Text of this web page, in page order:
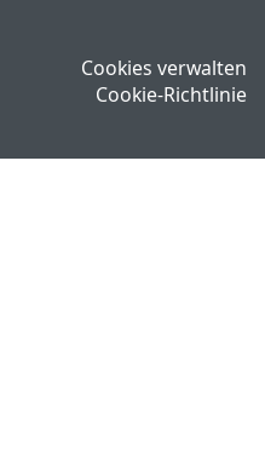
Cookies verwalten
Cookie-Richtlinie